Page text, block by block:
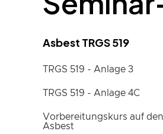
Asbest TRGS 519
TRGS 519 - Anlage 3
TRGS 519 - Anlage 4C
Vorbereitungskurs auf
Asbest